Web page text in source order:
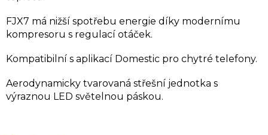
FJX7 má nižší spotřebu energie díky modernímu
kompresoru s regulací otáček.
Kompatibilní s aplikací Domestic pro chytré telefony.
Aerodynamicky tvarovaná střešní jednotka s
výraznou LED světelnou páskou.